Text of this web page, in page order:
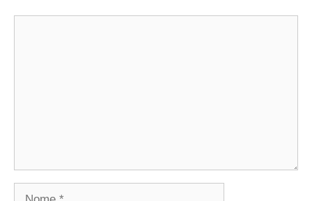
Nome